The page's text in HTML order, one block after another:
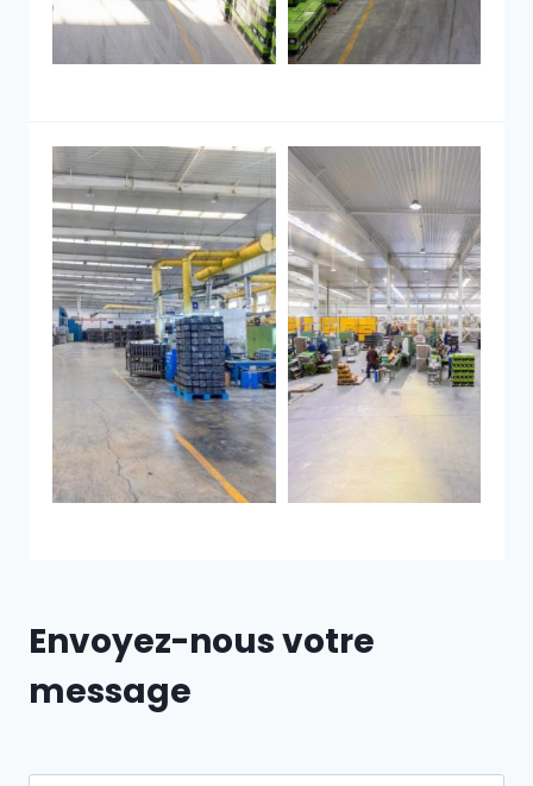
Envoyez-nous votre
message